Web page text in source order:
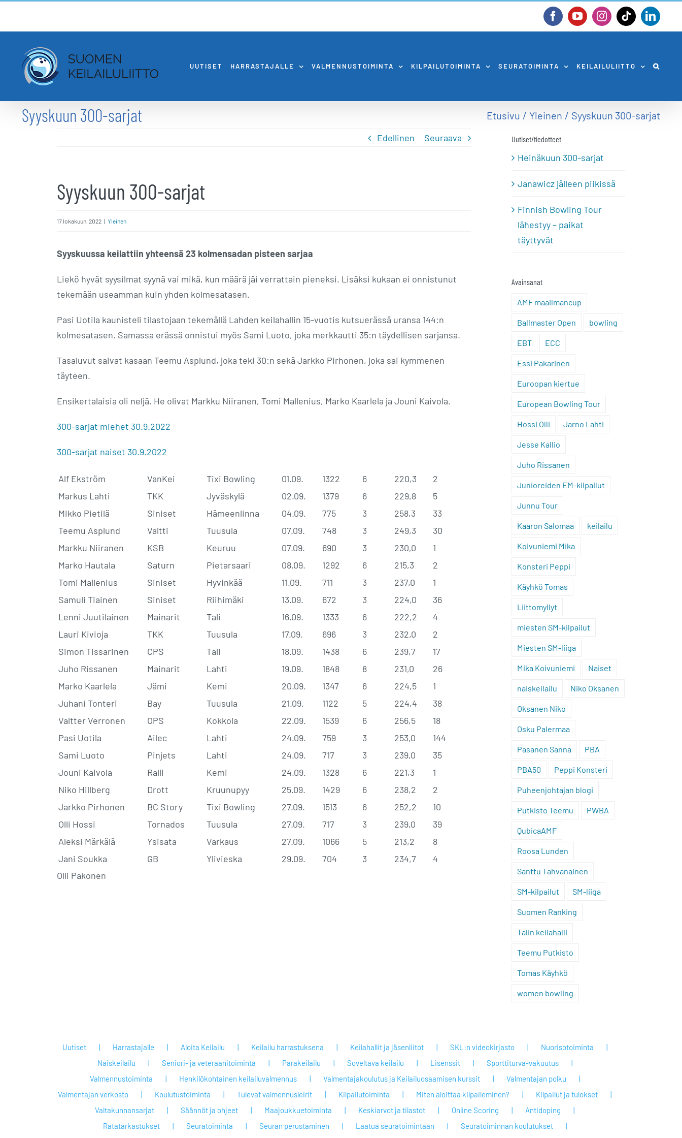
FacebookYouTubeInstagram
Tiktok
UUTISET HARRASTAJALLE VALMENNUSTOIMINTA KILPAILUTOIMINTA SEURATOIMINTA KEILAILULIITTO
Syyskuun 300-sarjat Etusivu Yleinen Syyskuun 300-sarjat
Edellinen Seuraava
Syyskuun 300-sarjat
17 lokakuun, 2022 | Yleinen
Syyskuussa keilattiin yhteensä 23 kolmensadan pisteen sarjaa
Liekö hyvät syysilmat syynä vai mikä, kun määrä jäi verrattain pieneksi. Lisäksi kukaan ei onnistunut
tekemään useamman kuin yhden kolmesatasen.
Pasi Uotila kaunisteli tilastojaan tekemällä Lahden keilahallin 15-vuotis kutsuerässä uransa 144:n
kolmesatasen. Samassa erässä onnistui myös Sami Luoto, joka merkkautti 35:n täydellisen sarjansa.
Tasaluvut saivat kasaan Teemu Asplund, joka teki 30:n sekä Jarkko Pirhonen, joka sai kymmenen
täyteen.
Ensikertalaisia oli neljä. He olivat Markku Niiranen, Tomi Mallenius, Marko Kaarlela ja Jouni Kaivola.
300-sarjat miehet 30.9.2022
300-sarjat naiset 30.9.2022
Alf Ekström VanKei Tixi Bowling 01.09. 1322 6 220,3
2
Markus Lahti
TKK Jyväskylä 02.09. 1379 6 229,8
5
Mikko Pietilä
Siniset Hämeenlinna 04.09. 775 3 258,3
33
Teemu Asplund
Valtti Tuusula 07.09. 748 3 249,3
30
Markku Niiranen
KSB Keuruu 07.09. 690 3 230,0
1
Marko Hautala
Saturn Pietarsaari 08.09. 1292 6 215,3
2
Tomi Mallenius
Siniset Hyvinkää 11.09. 711 3 237,0
1
Samuli Tiainen
Siniset Riihimäki 13.09. 672 3 224,0
36
Lenni Juutilainen
Mainarit Tali 16.09. 1333 6 222,2
4
Lauri Kivioja
TKK Tuusula 17.09. 696 3 232,0
2
Simon Tissarinen
CPS Tali 18.09. 1438 6 239,7
17
Juho Rissanen
Mainarit Lahti 19.09. 1848 8 231,0
26
Marko Kaarlela
Jämi Kemi 20.09. 1347 6 224,5
1
Juhani Tonteri
Bay Tuusula 21.09. 1122 5 224,4
38
Valtter Verronen
OPS Kokkola 22.09. 1539 6 256,5
18
Pasi Uotila
Ailec Lahti 24.09. 759 3 253,0
144
Sami Luoto
Pinjets Lahti 24.09. 717 3 239,0
35
Jouni Kaivola
Ralli Kemi 24.09. 1328 6 221,3
1
Niko Hillberg
Drott Kruunupyy 25.09. 1429 6 238,2
2
Jarkko Pirhonen
BC Story Tixi Bowling 27.09. 1513 6 252,2
10
Olli Hossi
Tornados Tuusula 27.09. 717 3 239,0
39
Aleksi Märkälä
Ysisata Varkaus 27.09. 1066 5 213,2
8
Jani Soukka
GB Ylivieska 29.09. 704 3 234,7
4
Olli Pakonen
Uutiset/tiedotteet
Heinäkuun 300-sarjat
Janawicz jälleen piikissä
Finnish Bowling Tour
lähestyy – paikat
täyttyvät
Avainsanat
AMF maailmancup
Ballmaster Open bowling
EBT ECC
Essi Pakarinen
Euroopan kiertue
European Bowling Tour
Hossi Olli Jarno Lahti
Jesse Kallio
Juho Rissanen
Junioreiden EM-kilpailut
Junnu Tour
Kaaron Salomaa keilailu
Koivuniemi Mika
Konsteri Peppi
Käyhkö Tomas
Liittomyllyt
miesten SM-kilpailut
Miesten SM-liiga
Mika Koivuniemi Naiset
naiskeilailu Niko Oksanen
Oksanen Niko
Osku Palermaa
Pasanen Sanna PBA
PBA50 Peppi Konsteri
Puheenjohtajan blogi
Putkisto Teemu PWBA
QubicaAMF
Roosa Lunden
Santtu Tahvanainen
SM-kilpailut SM-liiga
Suomen Ranking
Talin keilahalli
Teemu Putkisto
Tomas Käyhkö
women bowling
Uutiset Harrastajalle Aloita Keilailu Keilailu harrastuksena Keilahallit ja jäsenliitot SKL:n videokirjasto
Nuorisotoiminta
Naiskeilailu
Seniori- ja veteraanitoiminta Parakeilailu Soveltava keilailu Lisenssit
Sporttiturva-vakuutus
Valmennustoiminta
Henkilökohtainen keilailuvalmennus Valmentajakoulutus ja Keilailuosaamisen kurssit
Valmentajan polku
Valmentajan verkosto
Koulutustoiminta Tulevat valmennusleirit Kilpailutoiminta Miten aloittaa kilpaileminen?
Kilpailut ja tulokset
Valtakunnansarjat
Säännöt ja ohjeet Maajoukkuetoiminta Keskiarvot ja tilastot Online Scoring
Antidoping
Ratatarkastukset
Seuratoiminta Seuran perustaminen Laatua seuratoimintaan
Seuratoiminnan koulutukset